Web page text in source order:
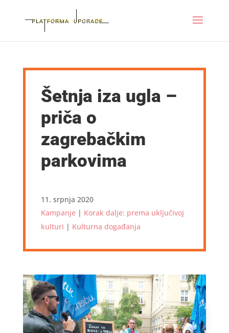
Šetnja iza ugla –
priča o
zagrebačkim
parkovima
11. srpnja 2020
Kampanje| Korak dalje: prema uključivoj
kulturi | Kulturna događanja